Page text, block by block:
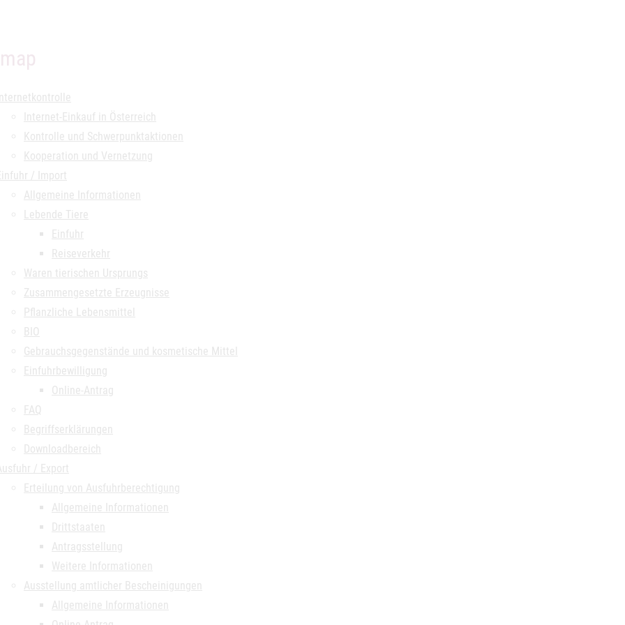
Internetkontrolle
Internet-Einkauf in Österreich
Kontrolle und Schwerpunktaktionen
Kooperation und Vernetzung
/ Import
Allgemeine Informationen
Lebende Tiere
Einfuhr
Reiseverkehr
Waren tierischen Ursprungs
Zusammengesetzte Erzeugnisse
Pflanzliche Lebensmittel
BIO
Gebrauchsgegenstände und kosmetische Mittel
Einfuhrbewilligung
Online-Antrag
FAQ
Begriffserklärungen
Downloadbereich
/ Export
Erteilung von Ausfuhrberechtigung
Allgemeine Informationen
Drittstaaten
Antragsstellung
Weitere Informationen
Ausstellung amtlicher Bescheinigungen
Allgemeine Informationen